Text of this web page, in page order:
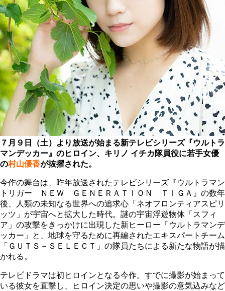
７月９日（土）より放送が始まる新テレビシリーズ『ウルトラ
マンデッカー』のヒロイン、キリノ イチカ隊員役に若手女優
の村山優香が抜擢された。
今作の舞台は、昨年放送されたテレビシリーズ『ウルトラマン
トリガー ＮＥＷ ＧＥＮＥＲＡＴＩＯＮ ＴＩＧＡ』の数年
後、人類の未知なる世界への追求心「ネオフロンティアスピリ
ッツ」が宇宙へと拡大した時代。謎の宇宙浮遊物体「スフィ
ア」の攻撃をきっかけに出現した新ヒーロー「ウルトラマンデ
ッカー」と、地球を守るために再編されたエキスパートチーム
「ＧＵＴＳ－ＳＥＬＥＣＴ」の隊員たちによる新たな物語が描
かれる。
テレビドラマは初ヒロインとなる今作。すでに撮影が始まって
いる彼女を直撃し、ヒロイン決定の思いや撮影の意気込みなど